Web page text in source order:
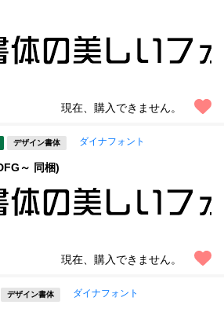
現在、購入できません。
デザイン書体 ダイナフォント
～ 同梱)
現在、購入できません。
デザイン書体 ダイナフォント